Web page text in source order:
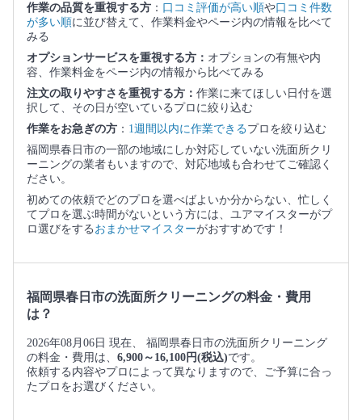
作業の品質を重視する方 ： 口コミ評価が高い順や口コミ件数
が多い順に並び替えて、作業料金やページ内の情報を比べて
みる
オプションサービスを重視する方： オプションの有無や内
容、作業料金をページ内の情報から比べてみる
注文の取りやすさを重視する方： 作業に来てほしい日付を選
択して、その日が空いているプロに絞り込む
作業をお急ぎの方 ： 1週間以内に作業できるプロを絞り込む
福岡県春日市の一部の地域にしか対応していない洗面所クリ
ーニングの業者もいますので、対応地域も合わせてご確認く
ださい。
初めての依頼でどのプロを選べばよいか分からない、忙しく
てプロを選ぶ時間がないという方には、ユアマイスターがプ
ロ選びをする おまかせマイスターがおすすめです！
福岡県春日市の洗面所クリーニングの料金・費用
は？
2026年08月06日 現在、 福岡県春日市の洗面所クリーニング
の料金・費用は、 6,900～16,100円(税込)です。
依頼する内容やプロによって異なりますので、ご予算に合っ
たプロをお選びください。